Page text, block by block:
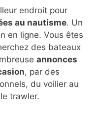
endroit pour
au nautisme. Un
en ligne. Vous êtes
des bateaux
annonces
, par des
du voilier au
trawler.